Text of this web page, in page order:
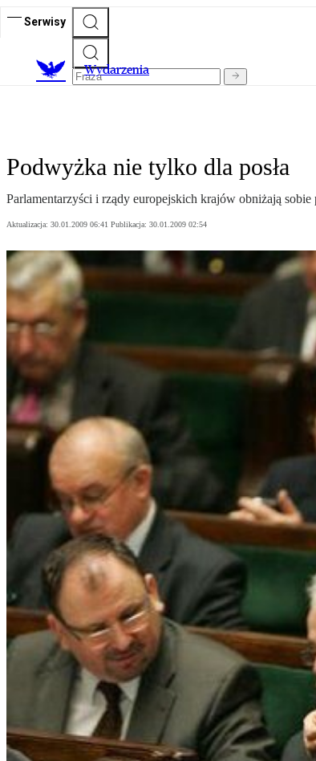
Serwisy
Wydarzenia
Podwyżka nie tylko dla posła
Parlamentarzyści i rządy europejskich krajów obniżają
Aktualizacja: 30.01.2009 06:41 Publikacja: 30.01.2009 02:54